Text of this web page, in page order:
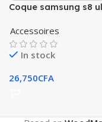
Coque samsung s8
Accessoires
In stock
26,750CFA